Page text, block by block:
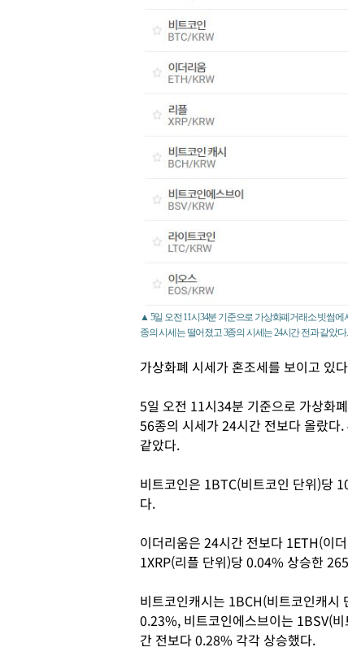
▲ 5일 오전 11시34분 기준으로 가상화폐거래소 빗썸에
종의 시세는 떨어졌고 3종의 시세는 24시간 전과 같았다
가상화폐 시세가 혼조세를 보이고 있
5일 오전 11시34분 기준으로 가상화
56종의 시세가 24시간 전보다 올랐
같았다.
비트코인은 1BTC(비트코인 단위)당
다.
이더리움은 24시간 전보다 1ETH(이
1XRP(리플 단위)당 0.04% 상승한
비트코인캐시는 1BCH(비트코인캐
0.23%, 비트코인에스브이는 1BSV(
간 전보다 0.28% 각각 상승했다.